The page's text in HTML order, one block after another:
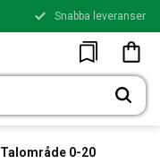
Snabba leveranser
Favoriter
Talområde 0-20